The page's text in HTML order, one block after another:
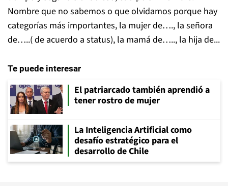
Nombre que no sabemos o que olvidamos porque hay
categorías más importantes, la mujer de…., la señora
de…..( de acuerdo a status), la mamá de….., la hija de...
Te puede interesar
El patriarcado también aprendió a
tener rostro de mujer
La Inteligencia Artificial como
desafío estratégico para el
desarrollo de Chile